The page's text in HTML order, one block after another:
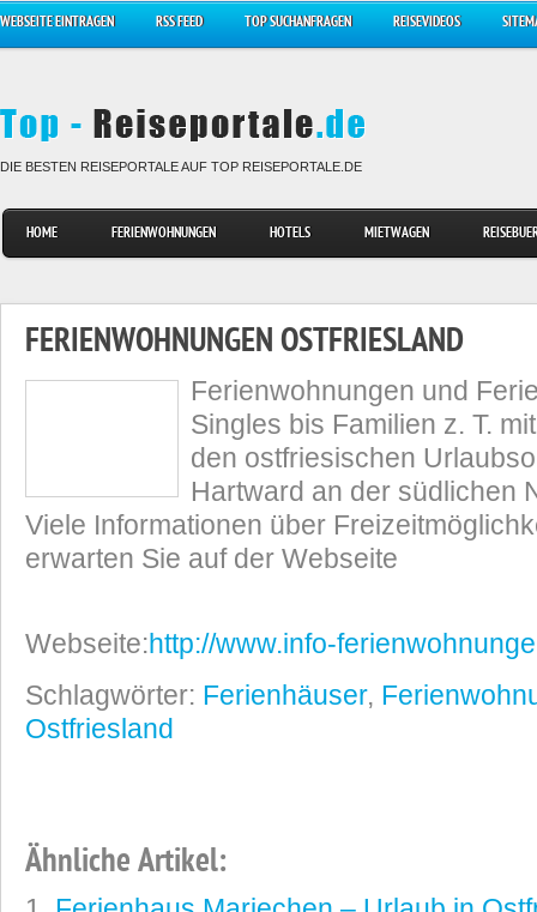
WEBSEITE EINTRAGEN RSS FEED TOP SUCHANFRAGEN REISEVIDEOS
DIE BESTEN REISEPORTALE AUF TOP REISEPORTALE.DE
HOME FERIENWOHNUNGEN HOTELS MIETWAGEN
FERIENWOHNUNGEN OSTFRIESLAND
Ferienwohnungen und
Singles bis Familien z. T.
den ostfriesischen
Hartward an der südlichen
Viele Informationen über
erwarten Sie auf der Webseite
Webseite:http://www.info-
Schlagwörter: Ferienhäuser,
Ostfriesland
Ähnliche Artikel: